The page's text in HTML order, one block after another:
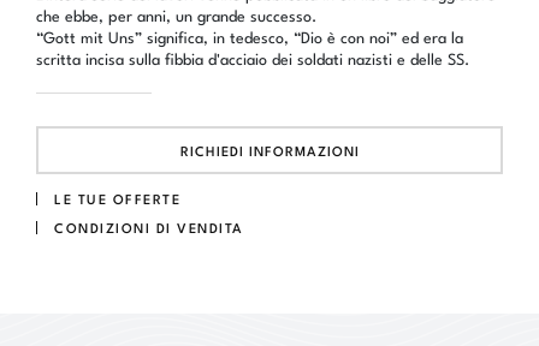
che ebbe, per anni, un grande successo.
“Gott mit Uns” significa, in tedesco, “Dio è con noi” ed era la
scritta incisa sulla fibbia d'acciaio dei soldati nazisti e delle SS.
RICHIEDI INFORMAZIONI
LE TUE OFFERTE
CONDIZIONI DI VENDITA